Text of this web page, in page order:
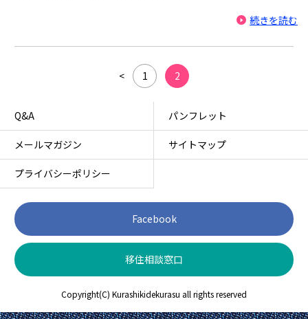
続きを読む
< 1 2
Q&A パンフレット
メールマガジン サイトマップ
プライバシーポリシー
Facebook
移住相談窓口
Copyright(C) Kurashikidekurasu all rights reserved